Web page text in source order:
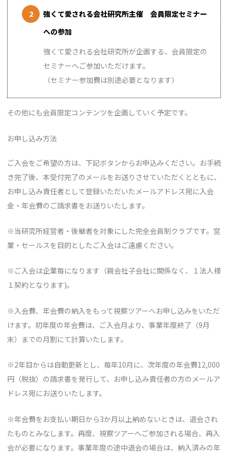
強くて愛される会社研究所主催 会員限定セミナー
への参加
強くて愛される会社研究所が企画する、会員限定の
セミナーへご参加いただけます。
（セミナー参加費は別途必要となります）
その他にも会員限定コンテンツを企画していく予定です。
お申し込み方法
ご入会をご希望の方は、下記ボタンからお申込みください。お手続
き完了後、本受付完了のメールをお送りさせていただくとともに、
お申し込み責任者として登録いただいたメールアドレス宛に入会
金・年会費のご請求書をお送りいたします。
※当研究所経営者・後継者を対象にした完全会員制クラブです。営
業・セールスを目的としたご入会はご遠慮ください。
※ご入会は企業毎になります（親会社子会社に関係なく、１法人様
１契約となります)。
※入会費、年会費の納入をもって視察ツアーへお申し込みをいただ
けます。初年度の年会費は、ご入会月より、事業年度終了（9月
末）までの月割にて計算いたします。
※2年目からは自動更新とし、毎年10月に、次年度の年会費12,000
円（税抜）の請求書を発行して、お申し込み責任者の方のメールア
ドレス宛にお送りいたします。
※年会費をお支払い期日から3か月以上納めないときは、退会され
たものとみなします。再度、視察ツアーへご参加される場合、再入
会が必要になります。事業年度の途中退会の場合は、納入済みの年